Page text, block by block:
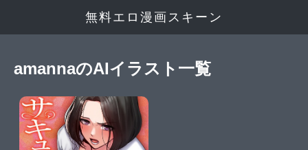
無料エロ漫画スキーン
amannaのAIイラスト一覧